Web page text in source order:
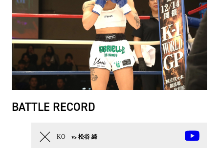
BATTLE RECORD
KO vs 松谷 綺